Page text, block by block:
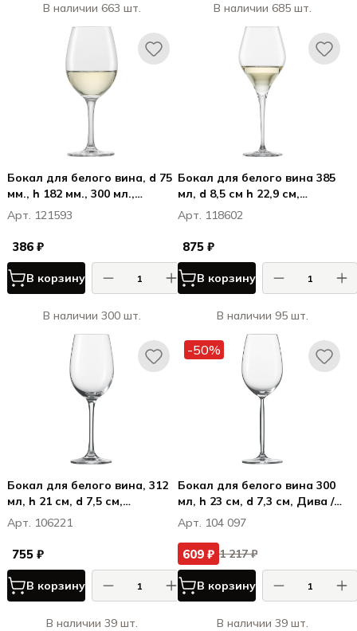
В наличии 663 шт. В наличии 685 шт.
Бокал для белого вина, d 75
мм., h 182 мм., 300 мл.,
Банкет / Banquet
Арт. 121593
386 ₽
В корзину
В наличии 300 шт.
Бокал для белого вина 385
мл, d 8,5 см h 22,9 см,
Финесс / Finesse
Арт. 118602
875 ₽
В корзину
В наличии 95 шт.
Бокал для белого вина, 312
мл, h 21 см, d 7,5 см,
Классико / Classico
Арт. 106221
755 ₽
В корзину
В наличии 39 шт.
-50%
Бокал для белого вина 300
мл, h 23 см, d 7,3 см, Дива /
Diva
Арт. 104 097
609 ₽ 1 217 ₽
В корзину
В наличии 39 шт.